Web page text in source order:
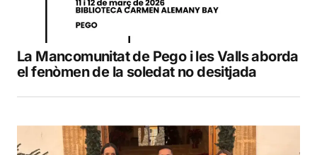
La Mancomunitat de Pego i les Valls aborda
el fenòmen de la soledat no desitjada